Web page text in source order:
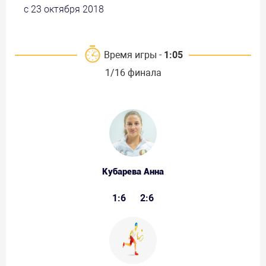
с 23 октября 2018
Время игры - 1:05
1/16 финала
Кубарева Анна
1:6 2:6